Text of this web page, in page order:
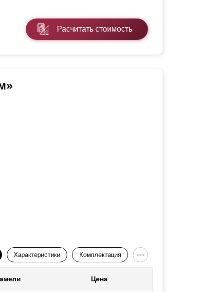
Расчитать стоимость
Характеристики Комплектация
Цена